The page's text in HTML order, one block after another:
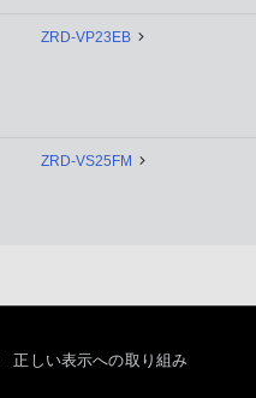
ZRD-VP23EB
ZRD-VS25FM
正しい表示への取り組み